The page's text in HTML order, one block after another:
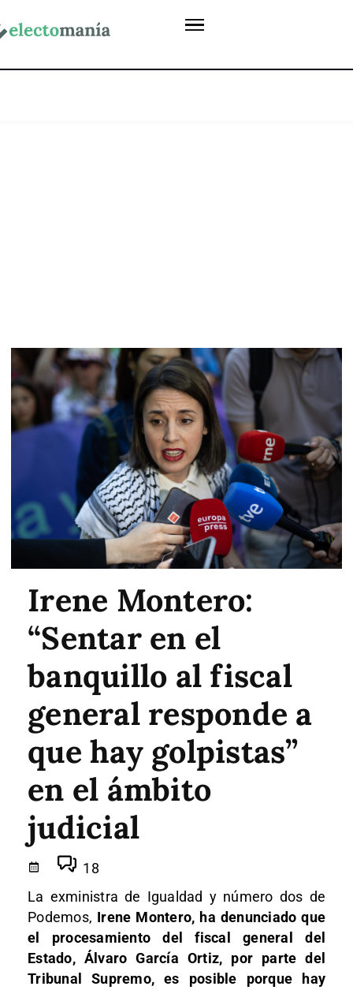
Irene Montero:
“Sentar en el
banquillo al fiscal
general responde a
que hay golpistas”
en el ámbito
judicial
18
La exministra de Igualdad y número dos de
Podemos, Irene Montero, ha denunciado que
el procesamiento del fiscal general del
Estado, Álvaro García Ortiz, por parte del
Tribunal Supremo, es posible porque hay